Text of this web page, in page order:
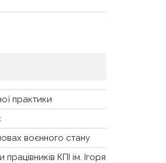
практики
воєнного стану
КПІ ім. Ігоря